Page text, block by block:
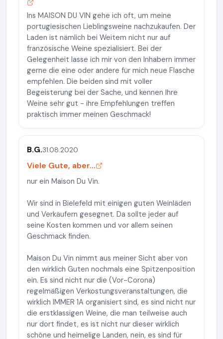
Ins MAISON DU VIN gehe ich oft, um meine
portugiesischen Lieblingsweine nachzukaufen. Der
Laden ist nämlich bei Weitem nicht nur auf
französische Weine spezialisiert. Bei der
Gelegenheit lasse ich mir von den Inhabern immer
gerne die eine oder andere für mich neue Flasche
empfehlen. Die beiden sind mit voller
Begeisterung bei der Sache, und kennen Ihre
Weine sehr gut - ihre Empfehlungen treffen
praktisch immer meinen Geschmack!
B.G.31.08.2020
Viele Gute, aber...
nur ein Maison Du Vin.
Wir sind in Bielefeld mit einigen guten Weinläden
und Verkäufern gesegnet. Da sollte jeder auf
seine Kosten kommen und vor allem seinen
Geschmack finden.
Maison Du Vin nimmt aus meiner Sicht aber von
den wirklich Guten nochmals eine Spitzenposition
ein. Es sind nicht nur die (Vor-Corona)
regelmäßigen Verkostungsveranstaltungen, die
wirklich IMMER 1A organisiert sind, es sind nicht nur
die erstklassigen Weine, die man teilweise auch
nur dort findet, es ist nicht nur dieser wirklich
schöne und heimelige Landen, nein, es sind für